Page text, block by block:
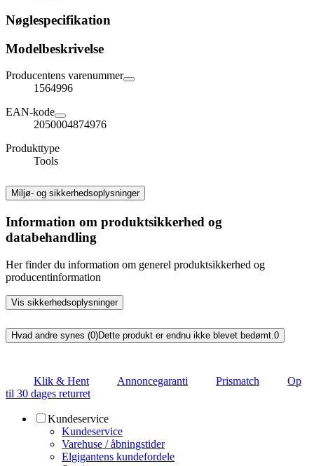
Nøglespecifikation
Modelbeskrivelse
Producentens varenummer
1564996
EAN-kode
2050004874976
Produkttype
Tools
Miljø- og sikkerhedsoplysninger
Information om produktsikkerhed og
databehandling
Her finder du information om generel produktsikkerhed og
producentinformation
Vis sikkerhedsoplysninger
Hvad andre synes (0)Dette produkt er endnu ikke blevet bedømt. 0
Klik & Hent Annoncegaranti Prismatch
Op
til 30 dages returret
Kundeservice
Kundeservice
Varehuse / åbningstider
Elgigantens kundefordele